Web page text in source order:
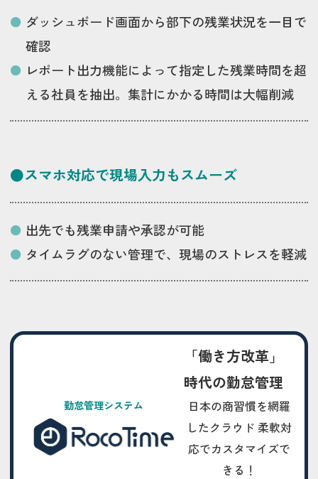
ダッシュボード画面から部下の残業状況を一目で
確認
レポート出力機能によって指定した残業時間を超
える社員を抽出。集計にかかる時間は大幅削減
●スマホ対応で現場入力もスムーズ
出先でも残業申請や承認が可能
タイムラグのない管理で、現場のストレスを軽減
勤怠管理システム
「働き方改革」
時代の勤怠管理
日本の商習慣を網羅
したクラウド 柔軟対
応でカスタマイズで
きる！